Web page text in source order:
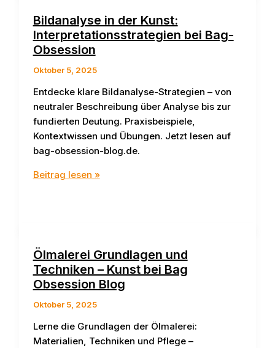
Bag-
Obsession
Blog
Bildanalyse in der Kunst:
Interpretationsstrategien bei Bag-
Obsession
Oktober 5, 2025
Entdecke klare Bildanalyse-Strategien – von
neutraler Beschreibung über Analyse bis zur
fundierten Deutung. Praxisbeispiele,
Kontextwissen und Übungen. Jetzt lesen auf
bag-obsession-blog.de.
Bildanalyse
bei
Bag-
Obsession
Beitrag lesen »
Ölmalerei Grundlagen und
Techniken – Kunst bei Bag
Obsession Blog
Oktober 5, 2025
Lerne die Grundlagen der Ölmalerei:
Materialien, Techniken und Pflege –